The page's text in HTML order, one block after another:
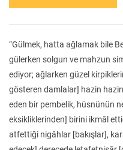
Klasik
“Gülmek, hatta ağlamak bile
gülerken solgun ve mahzun
ediyor; ağlarken güzel
gösteren damlalar] hazin
eden bir pembelik, hüsnünün
eksikliklerinden] birini ikmâl
atfettiği nigâhlar [bakışlar],